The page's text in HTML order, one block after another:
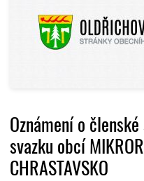
Oznámení o
svazku obcí
CHRASTAVSKO